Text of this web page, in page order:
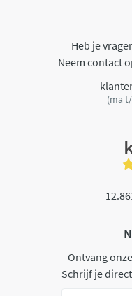
Heb je
Neem contact
(ma
Ontvang
Schrijf je